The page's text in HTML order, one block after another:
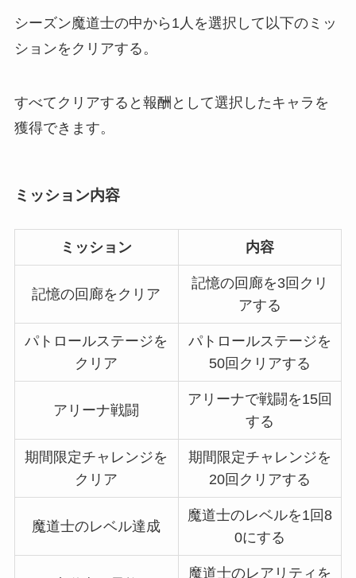
シーズン魔道士の中から1人を選択して以下のミッ
ションをクリアする。
すべてクリアすると報酬として選択したキャラを
獲得できます。
ミッション内容
ミッション 内容
記憶の回廊をクリア
記憶の回廊を3回クリ
アする
パトロールステージを
クリア
パトロールステージを
50回クリアする
アリーナ戦闘
アリーナで戦闘を15回
する
期間限定チャレンジを
クリア
期間限定チャレンジを
20回クリアする
魔道士のレベル達成
魔道士のレベルを1回8
0にする
魔道士のレアリティを